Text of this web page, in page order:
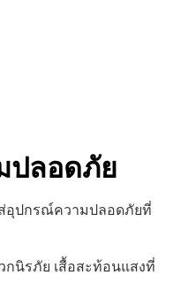
ปลอดภัย
อุปกรณ์ความปลอดภัยที่
กนิรภัย เสื้อสะท้อนแสงที่